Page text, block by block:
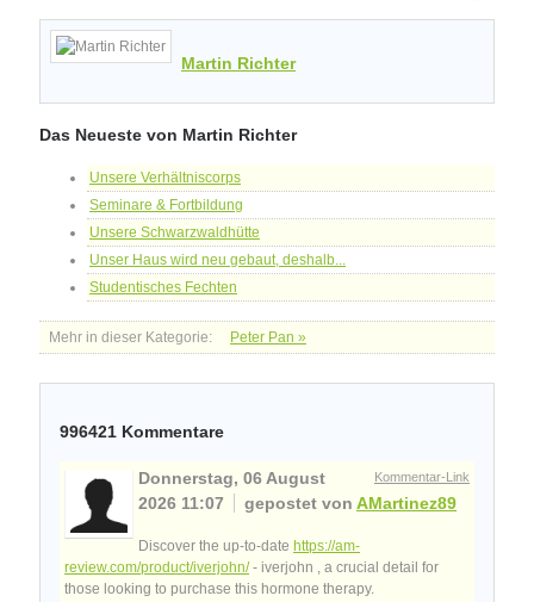
Martin Richter
Das Neueste von Martin Richter
Unsere Verhältniscorps
Seminare & Fortbildung
Unsere Schwarzwaldhütte
Unser Haus wird neu gebaut, deshalb...
Studentisches Fechten
Mehr in dieser Kategorie: Peter Pan »
996421 Kommentare
Kommentar-Link
Donnerstag, 06 August
2026 11:07
gepostet von AMartinez89
Discover the up-to-date https://am-
review.com/product/iverjohn/- iverjohn , a crucial detail for
those looking to purchase this hormone therapy.